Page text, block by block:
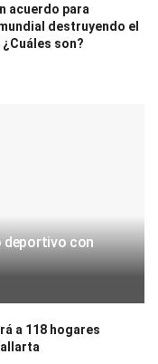
acuerdo para
destruyendo el
son?
deportivo con
a 118 hogares